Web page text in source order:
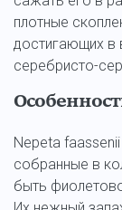
плотные
достигающих в
серебристо-
Nepeta
собранные в
быть